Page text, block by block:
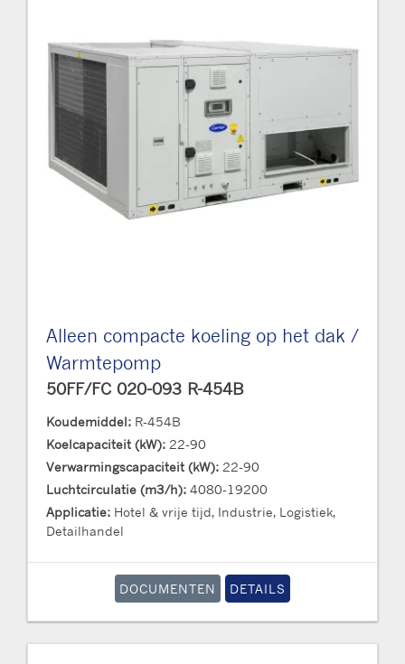
Alleen compacte koeling op het dak /
Warmtepomp
50FF/FC 020-093 R-454B
Koudemiddel: R-454B
Koelcapaciteit (kW): 22-90
Verwarmingscapaciteit (kW): 22-90
Luchtcirculatie (m3/h): 4080-19200
Applicatie: Hotel & vrije tijd, Industrie, Logistiek,
Detailhandel
DOCUMENTEN DETAILS